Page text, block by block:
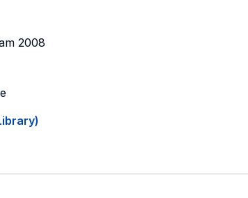
2008